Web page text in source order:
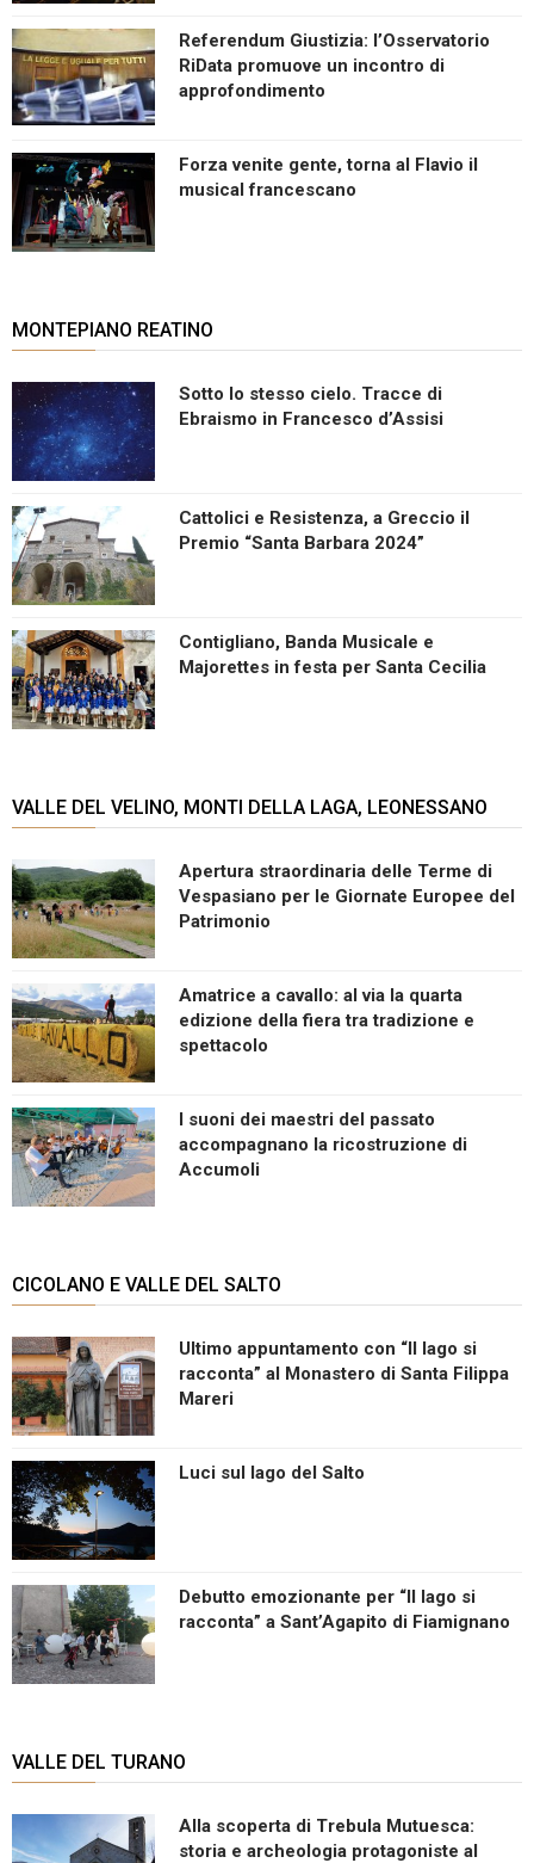
Referendum Giustizia: l’Osservatorio
RiData promuove un incontro di
approfondimento
Forza venite gente, torna al Flavio il
musical francescano
MONTEPIANO REATINO
Sotto lo stesso cielo. Tracce di
Ebraismo in Francesco d’Assisi
Cattolici e Resistenza, a Greccio il
Premio “Santa Barbara 2024”
Contigliano, Banda Musicale e
Majorettes in festa per Santa Cecilia
VALLE DEL VELINO, MONTI DELLA LAGA, LEONESSANO
Apertura straordinaria delle Terme di
Vespasiano per le Giornate Europee del
Patrimonio
Amatrice a cavallo: al via la quarta
edizione della fiera tra tradizione e
spettacolo
I suoni dei maestri del passato
accompagnano la ricostruzione di
Accumoli
CICOLANO E VALLE DEL SALTO
Ultimo appuntamento con “Il lago si
racconta” al Monastero di Santa Filippa
Mareri
Luci sul lago del Salto
Debutto emozionante per “Il lago si
racconta” a Sant’Agapito di Fiamignano
VALLE DEL TURANO
Alla scoperta di Trebula Mutuesca:
storia e archeologia protagoniste al